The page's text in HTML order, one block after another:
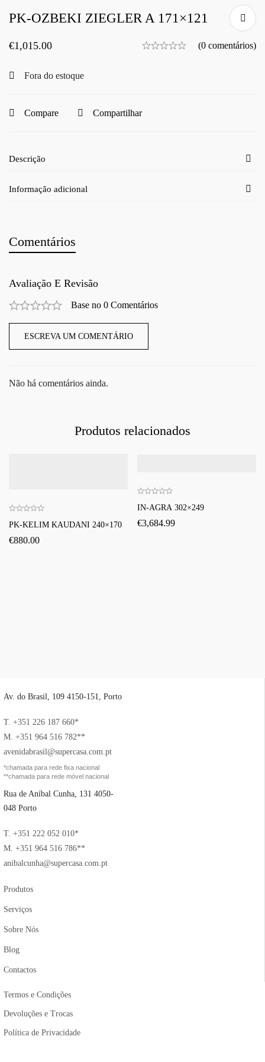
PK-OZBEKI ZIEGLER A 171×121
€1,015.00 (0 comentários)
Fora do estoque
Compare Compartilhar
Descrição
Informação adicional
Comentários
Avaliação E Revisão
Base no 0 Comentários
ESCREVA UM COMENTÁRIO
Não há comentários ainda.
Produtos relacionados
PK-KELIM KAUDANI 240×170
€880.00
IN-AGRA 302×249
€3,684.99
Av. do Brasil, 109 4150-151, Porto
T. +351 226 187 660*
M. +351 964 516 782**
avenidabrasil@supercasa.com.pt
*chamada para rede fixa nacional
**chamada para rede móvel nacional
Rua de Aníbal Cunha, 131 4050-
048 Porto
T. +351 222 052 010*
M. +351 964 516 786**
anibalcunha@supercasa.com.pt
Produtos
Serviços
Sobre Nós
Blog
Contactos
Termos e Condições
Devoluções e Trocas
Política de Privacidade